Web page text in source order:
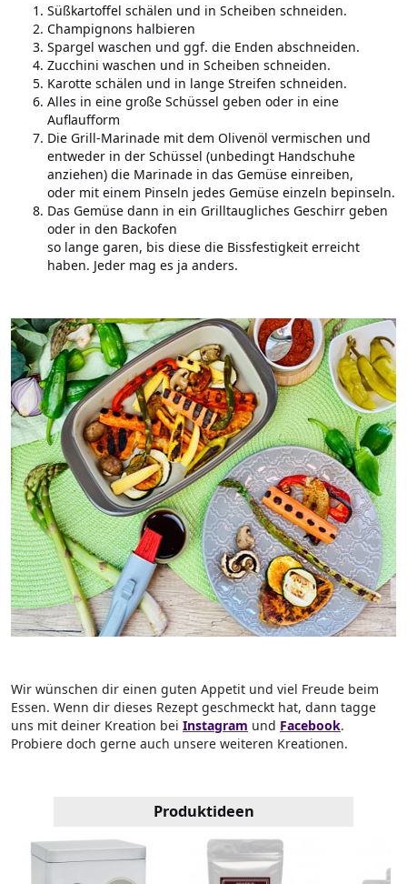
Süßkartoffel schälen und in Scheiben schneiden.
Champignons halbieren
Spargel waschen und ggf. die Enden abschneiden.
Zucchini waschen und in Scheiben schneiden.
Karotte schälen und in lange Streifen schneiden.
Alles in eine große Schüssel geben oder in eine
Auflaufform
Die Grill-Marinade mit dem Olivenöl vermischen und
entweder in der Schüssel (unbedingt Handschuhe
anziehen) die Marinade in das Gemüse einreiben,
oder mit einem Pinseln jedes Gemüse einzeln bepinseln.
Das Gemüse dann in ein Grilltaugliches Geschirr geben
oder in den Backofen
so lange garen, bis diese die Bissfestigkeit erreicht
haben. Jeder mag es ja anders.
Wir wünschen dir einen guten Appetit und viel Freude beim
Essen. Wenn dir dieses Rezept geschmeckt hat, dann tagge
uns mit deiner Kreation bei Instagram und Facebook.
Probiere doch gerne auch unsere weiteren Kreationen.
Produktideen